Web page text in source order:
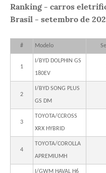
Ranking - carros
Brasil - setembro de
# Modelo
1
I/BYD DOLPHIN GS
180EV
2
I/BYD SONG PLUS
GS DM
3
TOYOTA/CCROSS
XRX HYBRID
4
TOYOTA/COROLLA
APREMIUMH
I/GWM HAVAL H6